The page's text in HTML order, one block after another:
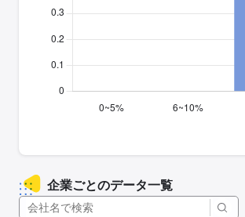
企業ごとのデータ一覧